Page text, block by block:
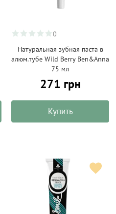
0
Натуральная зубная паста в
алюм.тубе Wild Berry Ben&Anna
75 мл
271 грн
Купить